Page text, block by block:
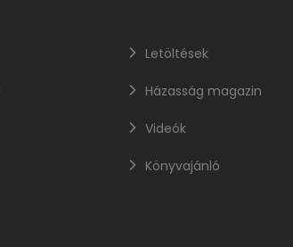
Letöltések
Házasság magazin
Videók
Könyvajánló